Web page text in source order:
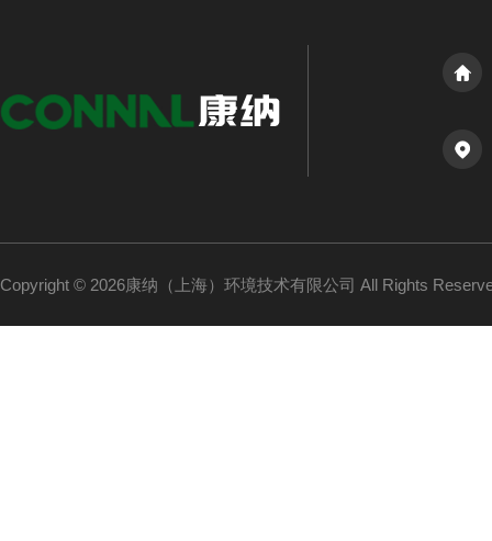
Copyright © 2026康纳（上海）环境技术有限公司 All Rights